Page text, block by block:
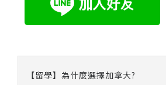
【留學】為什麼選擇加拿大?